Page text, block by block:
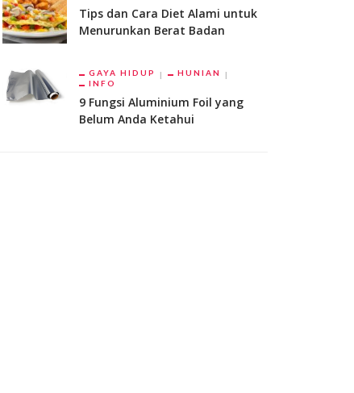
Tips dan Cara Diet Alami untuk
Menurunkan Berat Badan
GAYA HIDUP
HUNIAN
INFO
9 Fungsi Aluminium Foil yang
Belum Anda Ketahui